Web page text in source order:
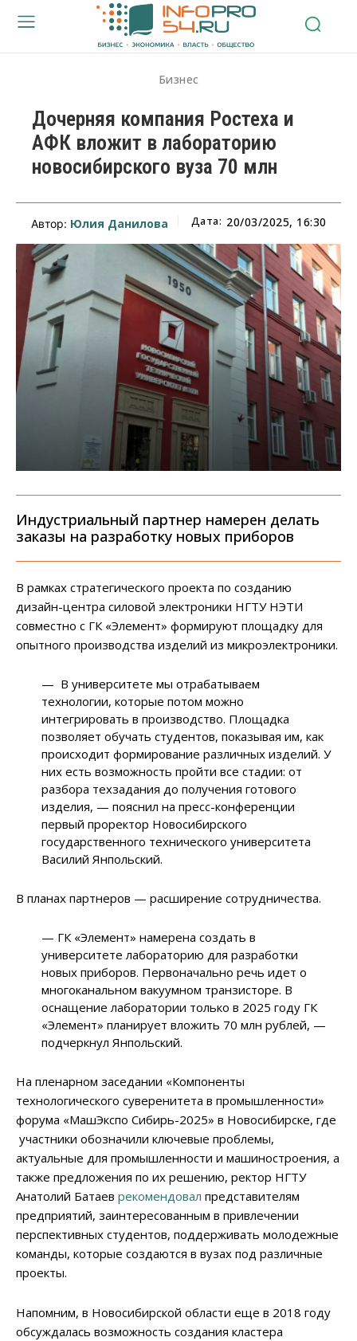
Бизнес
Дочерняя компания Ростеха и
АФК вложит в лабораторию
новосибирского вуза 70 млн
Автор: Юлия Данилова Дата: 20/03/2025, 16:30
Индустриальный партнер намерен делать
заказы на разработку новых приборов
В рамках стратегического проекта по созданию
дизайн-центра силовой электроники НГТУ НЭТИ
совместно с ГК «Элемент» формируют площадку для
опытного производства изделий из микроэлектроники.
— В университете мы отрабатываем
технологии, которые потом можно
интегрировать в производство. Площадка
позволяет обучать студентов, показывая им, как
происходит формирование различных изделий. У
них есть возможность пройти все стадии: от
разбора техзадания до получения готового
изделия, — пояснил на пресс-конференции
первый проректор Новосибирского
государственного технического университета
Василий Янпольский.
В планах партнеров — расширение сотрудничества.
— ГК «Элемент» намерена создать в
университете лабораторию для разработки
новых приборов. Первоначально речь идет о
многоканальном вакуумном транзисторе. В
оснащение лаборатории только в 2025 году ГК
«Элемент» планирует вложить 70 млн рублей, —
подчеркнул Янпольский.
На пленарном заседании «Компоненты
технологического суверенитета в промышленности»
форума «МашЭкспо Сибирь-2025» в Новосибирске, где
участники обозначили ключевые проблемы,
актуальные для промышленности и машиностроения, а
также предложения по их решению, ректор НГТУ
Анатолий Батаев рекомендовал представителям
предприятий, заинтересованным в привлечении
перспективных студентов, поддерживать молодежные
команды, которые создаются в вузах под различные
проекты.
Напомним, в Новосибирской области еще в 2018 году
обсуждалась возможность создания кластера